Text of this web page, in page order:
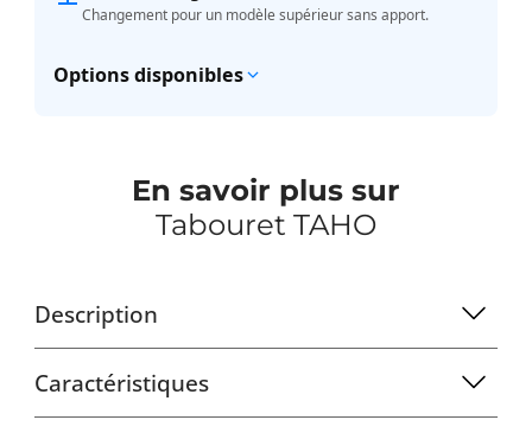
Changement pour un modèle supérieur sans apport.
Options disponibles
En savoir plus sur
Tabouret TAHO
Description
Caractéristiques